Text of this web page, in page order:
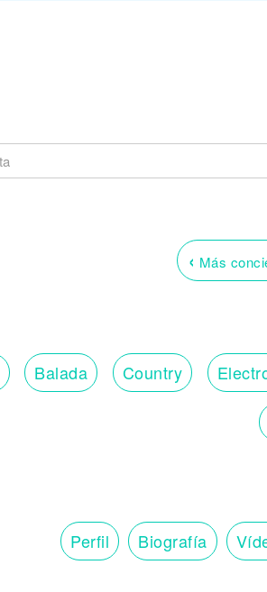
‹ Más
Balada Country
Perfil Biografía